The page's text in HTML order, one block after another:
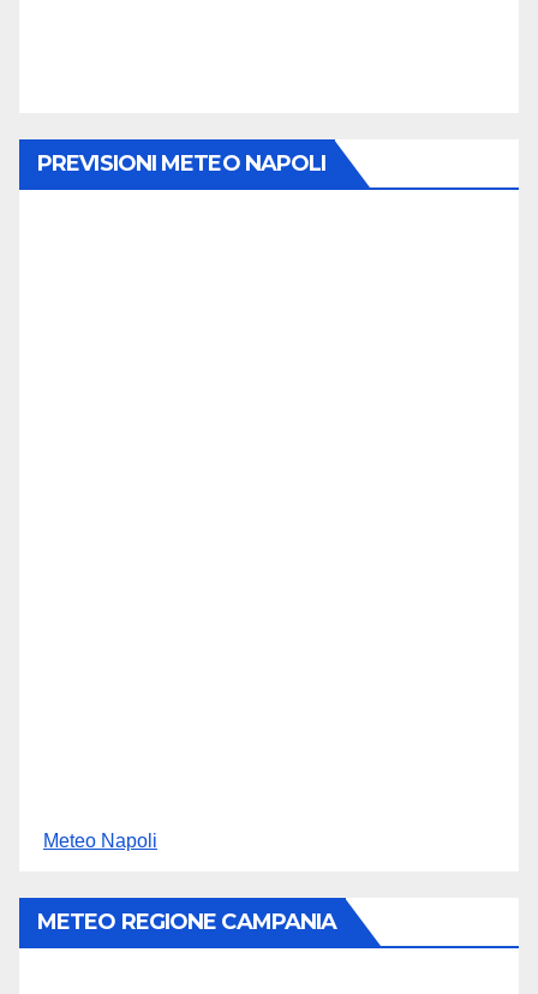
PREVISIONI METEO NAPOLI
Meteo Napoli
METEO REGIONE CAMPANIA